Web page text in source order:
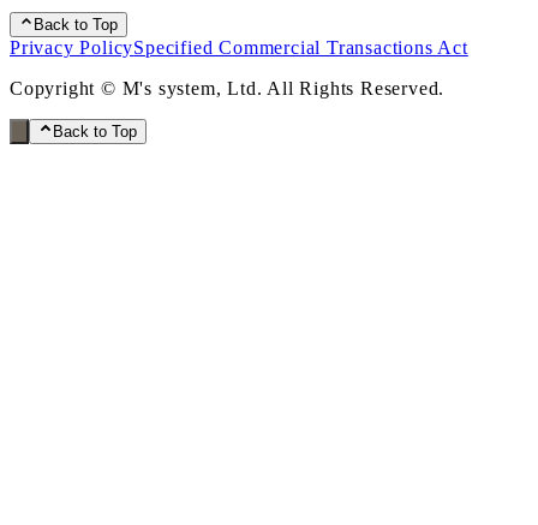
Back to Top
Privacy PolicySpecified Commercial Transactions Act
Copyright © M's system, Ltd. All Rights Reserved.
Back to Top